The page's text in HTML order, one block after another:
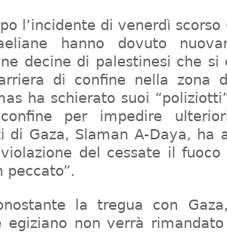
l’incidente di venerdì
hanno dovuto
decine di palestinesi che si
di confine nella zona
ha schierato suoi
per impedire
di Gaza, Slaman A-Daya, ha
del cessate il
peccato”.
la tregua con
egiziano non verrà